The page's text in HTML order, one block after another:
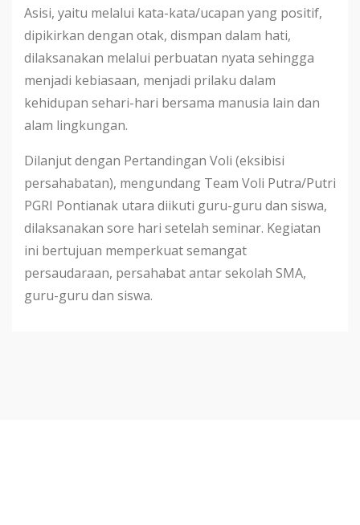
Asisi, yaitu melalui kata-kata/ucapan yang positif,
dipikirkan dengan otak, dismpan dalam hati,
dilaksanakan melalui perbuatan nyata sehingga
menjadi kebiasaan, menjadi prilaku dalam
kehidupan sehari-hari bersama manusia lain dan
alam lingkungan.
Dilanjut dengan Pertandingan Voli (eksibisi
persahabatan), mengundang Team Voli Putra/Putri
PGRI Pontianak utara diikuti guru-guru dan siswa,
dilaksanakan sore hari setelah seminar. Kegiatan
ini bertujuan memperkuat semangat
persaudaraan, persahabat antar sekolah SMA,
guru-guru dan siswa.